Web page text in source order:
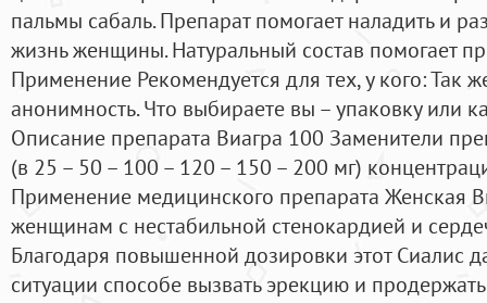
пальмы сабаль. Препарат помогает наладить и
жизнь женщины. Натуральный состав помогает
Применение Рекомендуется для тех, у кого: Так
анонимность. Что выбираете вы – упаковку или
Описание препарата Виагра 100 Заменители
(в 25 – 50 – 100 – 120 – 150 – 200 мг)
Применение медицинского препарата Женская
женщинам с нестабильной стенокардией и
Благодаря повышенной дозировки этот Сиалис
ситуации способе вызвать эрекцию и